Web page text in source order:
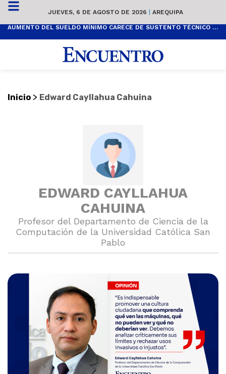
JUEVES, 6 DE AGOSTO DE 2026 | AREQUIPA
AUMENTO DEL SUELDO MÍNIMO CARECE DE SUSTENTO TÉCNICO Y ES POPULISTA
Inicio > Edward Cayllahua Cahuina
EDWARD CAYLLAHUA
CAHUINA
Profesor del Departamento de Ciencia de la
Computación de la Universidad Católica San
Pablo